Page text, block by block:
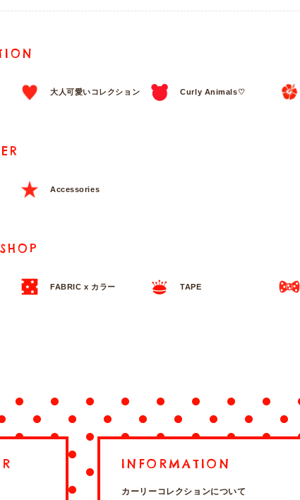
大人可愛いコレクション Curly Animals♡
Accessories
FABRIC x カラー TAPE
INFORMATION
カーリーコレクションについて